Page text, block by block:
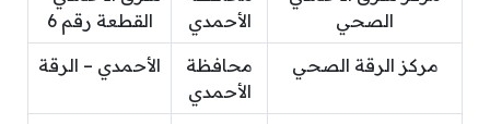
الصحي
الأحمدي
القطعة رقم 6
مركز الرقة الصحي
محافظة
الأحمدي
الأحمدي – الرقة